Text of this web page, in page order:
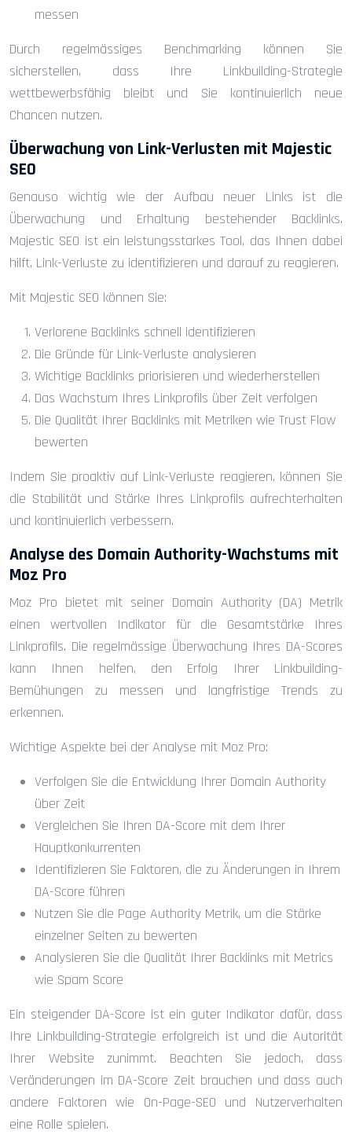
messen
Durch regelmässiges Benchmarking können Sie
sicherstellen, dass Ihre Linkbuilding-Strategie
wettbewerbsfähig bleibt und Sie kontinuierlich neue
Chancen nutzen.
Überwachung von Link-Verlusten mit Majestic
SEO
Genauso wichtig wie der Aufbau neuer Links ist die
Überwachung und Erhaltung bestehender Backlinks.
Majestic SEO ist ein leistungsstarkes Tool, das Ihnen dabei
hilft, Link-Verluste zu identifizieren und darauf zu reagieren.
Mit Majestic SEO können Sie:
Verlorene Backlinks schnell identifizieren
Die Gründe für Link-Verluste analysieren
Wichtige Backlinks priorisieren und wiederherstellen
Das Wachstum Ihres Linkprofils über Zeit verfolgen
Die Qualität Ihrer Backlinks mit Metriken wie Trust Flow
bewerten
Indem Sie proaktiv auf Link-Verluste reagieren, können Sie
die Stabilität und Stärke Ihres Linkprofils aufrechterhalten
und kontinuierlich verbessern.
Analyse des Domain Authority-Wachstums mit
Moz Pro
Moz Pro bietet mit seiner Domain Authority (DA) Metrik
einen wertvollen Indikator für die Gesamtstärke Ihres
Linkprofils. Die regelmässige Überwachung Ihres DA-Scores
kann Ihnen helfen, den Erfolg Ihrer Linkbuilding-
Bemühungen zu messen und langfristige Trends zu
erkennen.
Wichtige Aspekte bei der Analyse mit Moz Pro:
Verfolgen Sie die Entwicklung Ihrer Domain Authority
über Zeit
Vergleichen Sie Ihren DA-Score mit dem Ihrer
Hauptkonkurrenten
Identifizieren Sie Faktoren, die zu Änderungen in Ihrem
DA-Score führen
Nutzen Sie die Page Authority Metrik, um die Stärke
einzelner Seiten zu bewerten
Analysieren Sie die Qualität Ihrer Backlinks mit Metrics
wie Spam Score
Ein steigender DA-Score ist ein guter Indikator dafür, dass
Ihre Linkbuilding-Strategie erfolgreich ist und die Autorität
Ihrer Website zunimmt. Beachten Sie jedoch, dass
Veränderungen im DA-Score Zeit brauchen und dass auch
andere Faktoren wie On-Page-SEO und Nutzerverhalten
eine Rolle spielen.